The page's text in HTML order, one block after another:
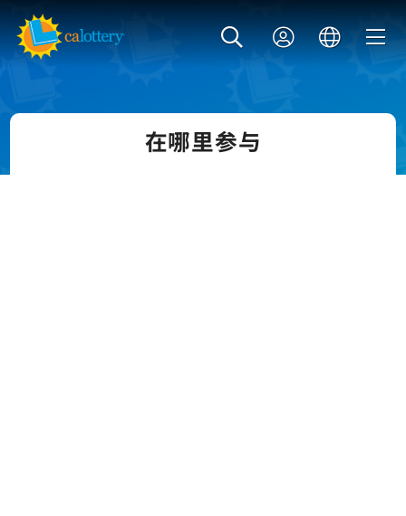
在哪里参与